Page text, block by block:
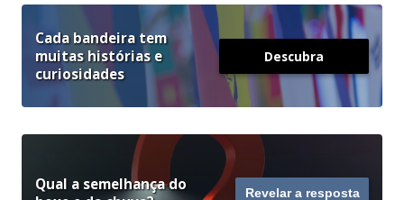
Cada bandeira tem
muitas histórias e
curiosidades
Descubra
Qual a semelhança do
Revelar a resposta